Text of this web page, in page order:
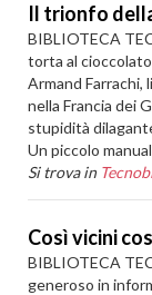
Il trionfo
BIBLIOTECA
torta al
Armand
nella Francia dei
stupidità
Un piccolo
Si trova in
Così vicini
BIBLIOTECA
generoso in